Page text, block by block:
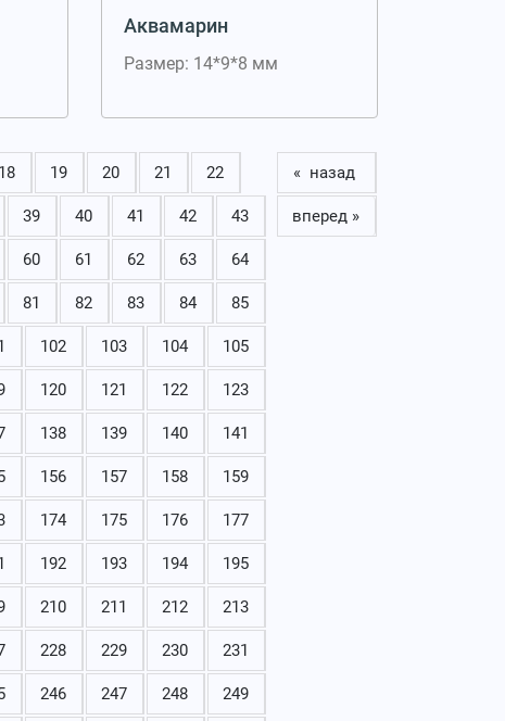
Аквамарин
Размер: 14*9*8 мм
18 19 20 21 22
39 40 41 42 43
60 61 62 63 64
81 82 83 84 85
102 103 104 105
120 121 122 123
138 139 140 141
156 157 158 159
174 175 176 177
192 193 194 195
210 211 212 213
228 229 230 231
246 247 248 249
« назад
вперед »